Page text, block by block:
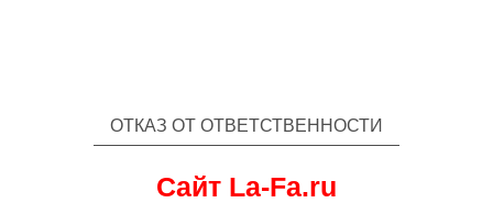
ОТКАЗ ОТ ОТВЕТСТВЕННОСТИ
Сайт La-Fa.ru